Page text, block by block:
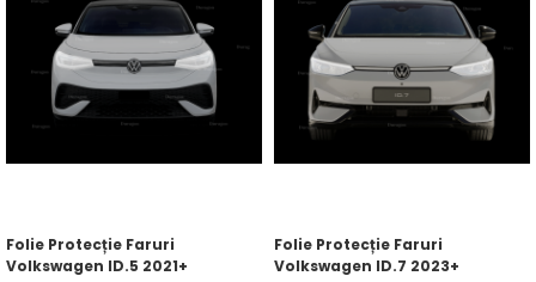
Folie Protecție Faruri
Volkswagen ID.5 2021+
Folie Protecție Faruri
Volkswagen ID.7 2023+